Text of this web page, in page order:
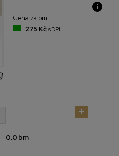
Cena za bm
275 Kč s DPH
0,0 bm